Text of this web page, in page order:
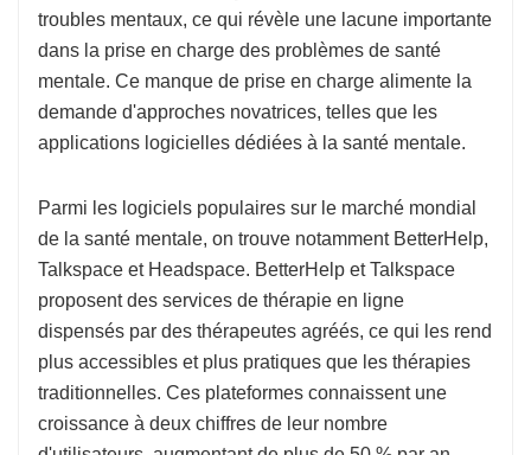
troubles mentaux, ce qui révèle une lacune importante
dans la prise en charge des problèmes de santé
mentale. Ce manque de prise en charge alimente la
demande d'approches novatrices, telles que les
applications logicielles dédiées à la santé mentale.
Parmi les logiciels populaires sur le marché mondial
de la santé mentale, on trouve notamment BetterHelp,
Talkspace et Headspace. BetterHelp et Talkspace
proposent des services de thérapie en ligne
dispensés par des thérapeutes agréés, ce qui les rend
plus accessibles et plus pratiques que les thérapies
traditionnelles. Ces plateformes connaissent une
croissance à deux chiffres de leur nombre